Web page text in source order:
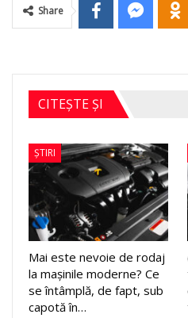
Share
CITEȘTE ȘI
ȘTIRI
Mai este nevoie de rodaj
la mașinile moderne? Ce
se întâmplă, de fapt, sub
capotă în…